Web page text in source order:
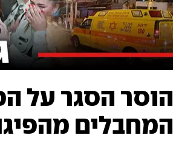
הוסר הסגר על
המחבלים